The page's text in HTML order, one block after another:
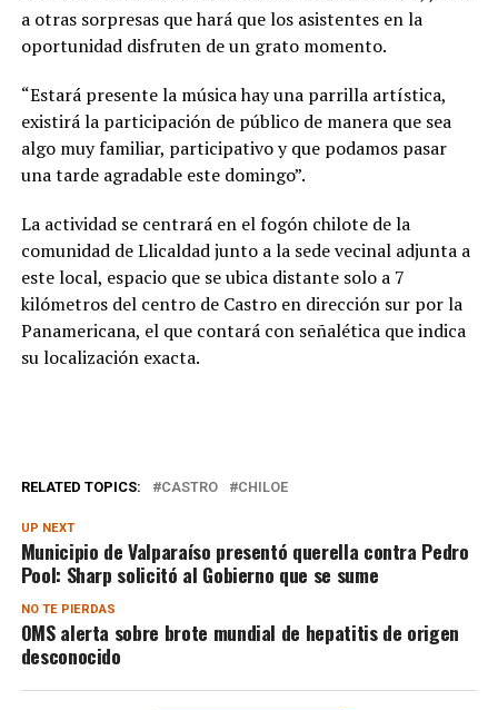
a otras sorpresas que hará que los asistentes en la
oportunidad disfruten de un grato momento.
“Estará presente la música hay una parrilla artística,
existirá la participación de público de manera que sea
algo muy familiar, participativo y que podamos pasar
una tarde agradable este domingo”.
La actividad se centrará en el fogón chilote de la
comunidad de Llicaldad junto a la sede vecinal adjunta a
este local, espacio que se ubica distante solo a 7
kilómetros del centro de Castro en dirección sur por la
Panamericana, el que contará con señalética que indica
su localización exacta.
RELATED TOPICS: CASTRO CHILOE
UP NEXT
Municipio de Valparaíso presentó querella contra Pedro
Pool: Sharp solicitó al Gobierno que se sume
NO TE PIERDAS
OMS alerta sobre brote mundial de hepatitis de origen
desconocido